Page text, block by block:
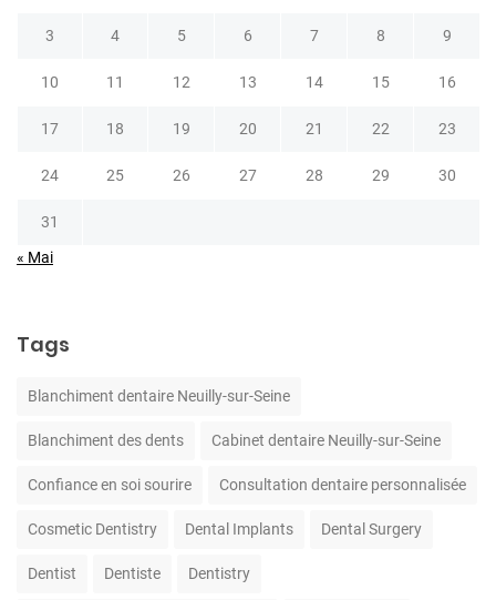
3 4 5 6 7 8 9
10 11 12 13 14 15 16
17 18 19 20 21 22 23
24 25 26 27 28 29 30
31
« Mai
Tags
Blanchiment dentaire Neuilly-sur-Seine
Blanchiment des dents Cabinet dentaire Neuilly-sur-Seine
Confiance en soi sourire Consultation dentaire personnalisée
Cosmetic Dentistry Dental Implants Dental Surgery
Dentist Dentiste Dentistry